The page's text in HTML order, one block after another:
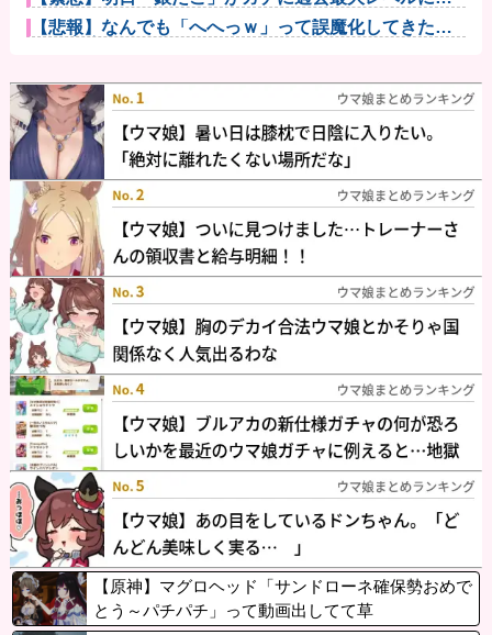
みそうwww...
【悲報】なんでも「へへっｗ」って誤魔化してきたワ
【原神】マグロヘッド「サンドローネ確保勢おめで
とう～パチパチ」って動画出してて草